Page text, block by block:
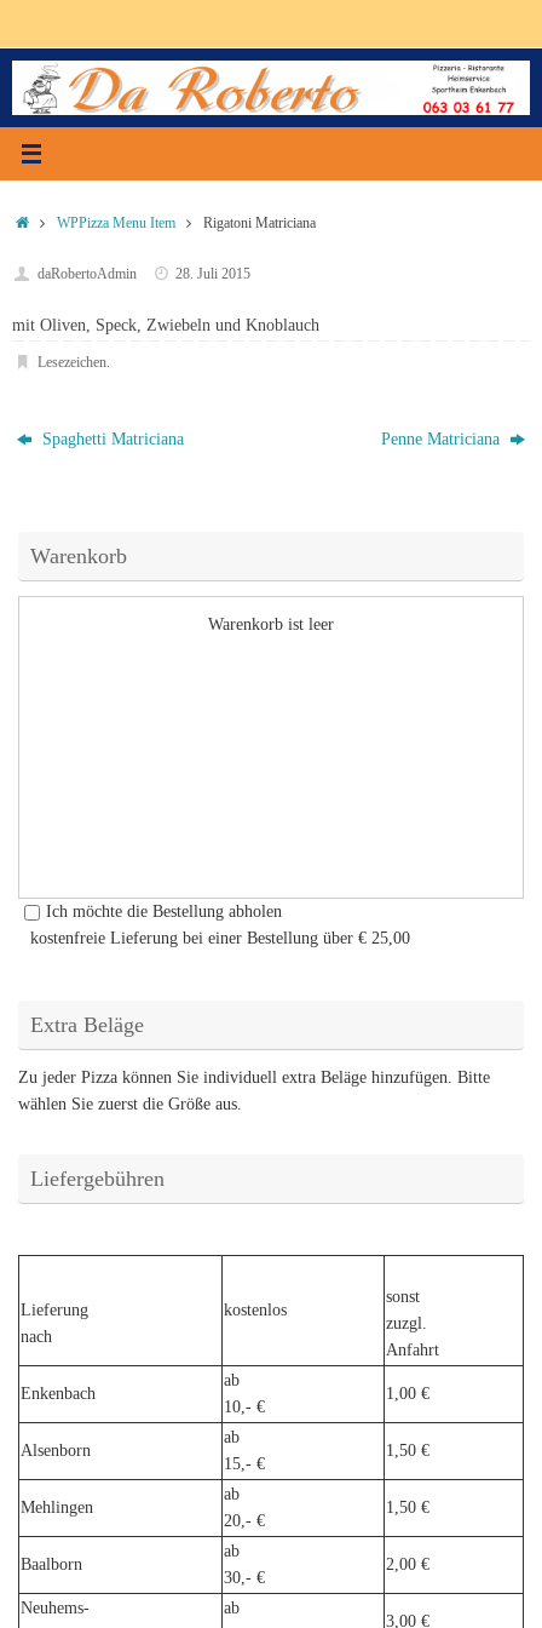
springen
StartWPPizza Menu Item Rigatoni Matriciana
daRobertoAdmin 28. Juli 2015
mit Oliven, Speck, Zwiebeln und Knoblauch
Lesezeichen.
Spaghetti Matriciana Penne Matriciana
Warenkorb
Warenkorb ist leer
Ich möchte die Bestellung abholen
kostenfreie Lieferung bei einer Bestellung über € 25,00
Extra Beläge
Zu jeder Pizza können Sie individuell extra Beläge hinzufügen. Bitte
wählen Sie zuerst die Größe aus.
Liefergebühren
Lieferung
nach
kostenlos
sonst
zuzgl.
Anfahrt
Enkenbach
ab
10,- €
1,00 €
Alsenborn
ab
15,- €
1,50 €
Mehlingen
ab
20,- €
1,50 €
Baalborn
ab
30,- €
2,00 €
Neuhems-
ab
3,00 €